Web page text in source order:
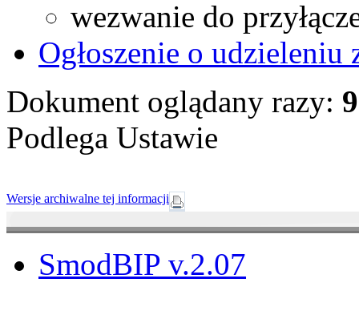
wezwanie do
Ogłoszenie o udzieleniu
Dokument oglądany razy:
Podlega Ustawie
Wersje archiwalne tej informacji
SmodBIP v.2.07